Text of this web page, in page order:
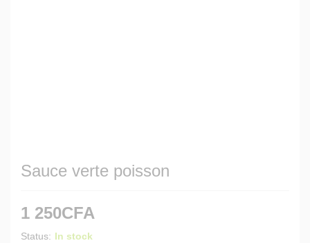
Sauce verte poisson
1 250CFA
Status: In stock